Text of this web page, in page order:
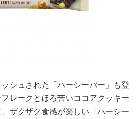
シュされた「ハーシーバー」も登
レークとほろ苦いココアクッキー
ザクザク食感が楽しい「ハーシー